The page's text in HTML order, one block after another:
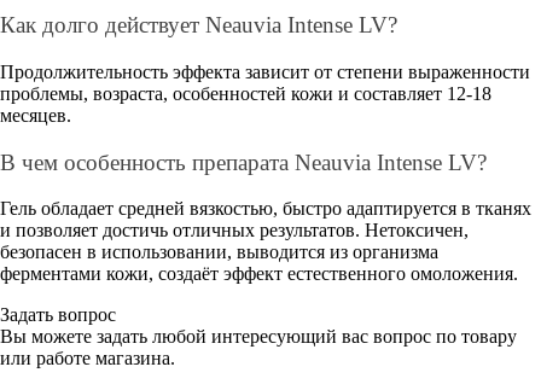
Как долго действует Neauvia Intense LV?
Продолжительность эффекта зависит от степени выраженности
проблемы, возраста, особенностей кожи и составляет 12-18
месяцев.
В чем особенность препарата Neauvia Intense LV?
Гель обладает средней вязкостью, быстро адаптируется в тканях
и позволяет достичь отличных результатов. Нетоксичен,
безопасен в использовании, выводится из организма
ферментами кожи, создаёт эффект естественного омоложения.
Задать вопрос
Вы можете задать любой интересующий вас вопрос по товару
или работе магазина.